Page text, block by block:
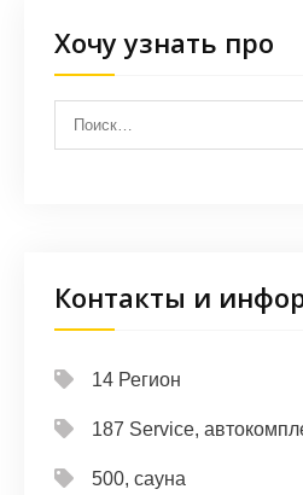
Хочу узнать про
Контакты и
14 Регион
187 Service,
500, сауна